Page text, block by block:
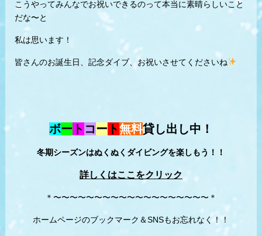
こうやってみんなでお祝いできるのって本当に素晴らしいこと
だな〜と
私は思います！
皆さんのお誕生日、記念ダイブ、お祝いさせてくださいね
ボー ト コー ト無料貸し出し中！
冬期シーズンはぬくぬくダイビングを楽しもう！！
詳しくはここをクリック
＊〜〜〜〜〜〜〜〜〜〜〜〜〜〜〜〜〜〜〜＊
ホームページのブックマーク＆SNSもお忘れなく！！